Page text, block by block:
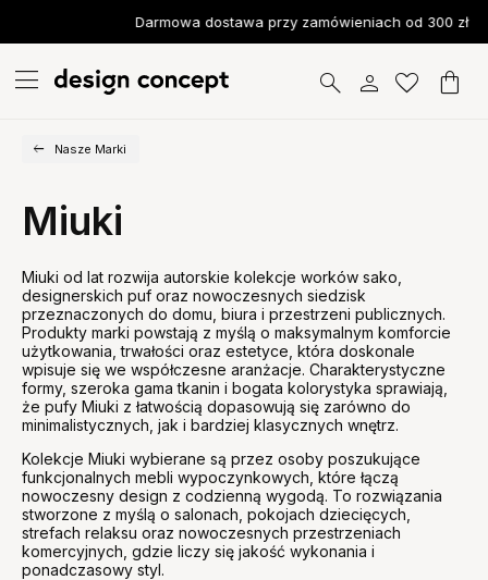
Darmowa dostawa przy zamówieniach od 300 zł
Nasze Marki
Miuki
Miuki od lat rozwija autorskie kolekcje worków sako,
designerskich puf oraz nowoczesnych siedzisk
przeznaczonych do domu, biura i przestrzeni publicznych.
Produkty marki powstają z myślą o maksymalnym komforcie
użytkowania, trwałości oraz estetyce, która doskonale
wpisuje się we współczesne aranżacje. Charakterystyczne
formy, szeroka gama tkanin i bogata kolorystyka sprawiają,
że pufy Miuki z łatwością dopasowują się zarówno do
minimalistycznych, jak i bardziej klasycznych wnętrz.
Kolekcje Miuki wybierane są przez osoby poszukujące
funkcjonalnych mebli wypoczynkowych, które łączą
nowoczesny design z codzienną wygodą. To rozwiązania
stworzone z myślą o salonach, pokojach dziecięcych,
strefach relaksu oraz nowoczesnych przestrzeniach
komercyjnych, gdzie liczy się jakość wykonania i
ponadczasowy styl.